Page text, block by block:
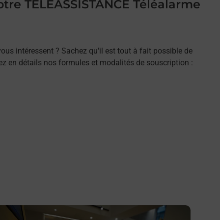
TELEASSISTANCE Téléalarme
intéressent ? Sachez qu'il est tout à fait possible de
en détails nos formules et modalités de souscription :
savoir plus